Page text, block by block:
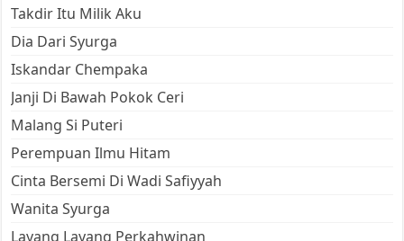
Takdir Itu Milik Aku
Dia Dari Syurga
Iskandar Chempaka
Janji Di Bawah Pokok Ceri
Malang Si Puteri
Perempuan Ilmu Hitam
Cinta Bersemi Di Wadi Safiyyah
Wanita Syurga
Layang Layang Perkahwinan